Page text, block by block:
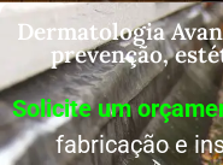
Dermatologia
prevenção,
Solicite um
fabricação e